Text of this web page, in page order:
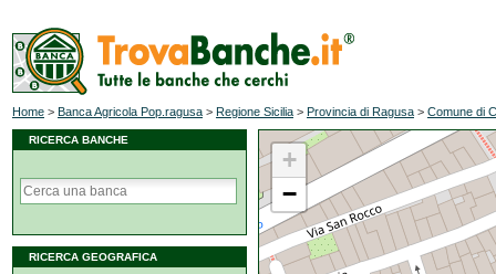
Home > Banca Agricola Pop.ragusa > Regione Sicilia > Provincia di Ragusa > Comune di
RICERCA BANCHE
RICERCA GEOGRAFICA
+
−